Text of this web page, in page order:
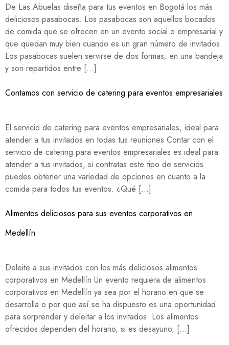
De Las Abuelas diseña para tus eventos en Bogotá los más
deliciosos pasabocas. Los pasabocas son aquellos bocados
de comida que se ofrecen en un evento social o empresarial y
que quedan muy bien cuando es un gran número de invitados.
Los pasabocas suelen servirse de dos formas; en una bandeja
y son repartidos entre […]
Contamos con servicio de catering para eventos empresariales
El servicio de catering para eventos empresariales, ideal para
atender a tus invitados en todas tus reuniones Contar con el
servicio de catering para eventos empresariales es ideal para
atender a tus invitados, si contratas este tipo de servicios
puedes obtener una variedad de opciones en cuanto a la
comida para todos tus eventos. ¿Qué […]
Alimentos deliciosos para sus eventos corporativos en
Medellín
Deleite a sus invitados con los más deliciosos alimentos
corporativos en Medellín Un evento requiera de alimentos
corporativos en Medellín ya sea por el horario en que se
desarrolla o por que así se ha dispuesto es una oportunidad
para sorprender y deleitar a los invitados. Los alimentos
ofrecidos dependen del horario, si es desayuno, […]